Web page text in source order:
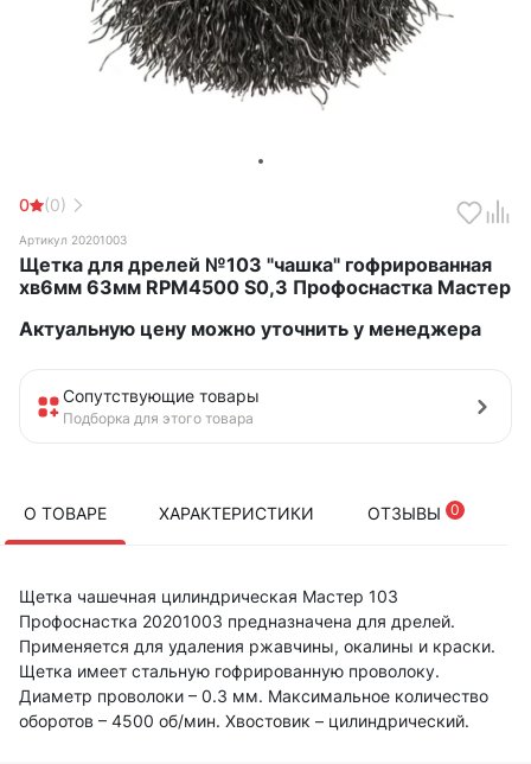
0 (0)
Артикул 20201003
Щетка для дрелей №103 "чашка" гофрированная
хв6мм 63мм RPM4500 S0,3 Профоснастка Мастер
Актуальную цену можно уточнить у менеджера
Сопутствующие товары
Подборка для этого товара
О ТОВАРЕ ХАРАКТЕРИСТИКИ ОТЗЫВЫ 0
Щетка чашечная цилиндрическая Мастер 103
Профоснастка 20201003 предназначена для дрелей.
Применяется для удаления ржавчины, окалины и краски.
Щетка имеет стальную гофрированную проволоку.
Диаметр проволоки – 0.3 мм. Максимальное количество
оборотов – 4500 об/мин. Хвостовик – цилиндрический.